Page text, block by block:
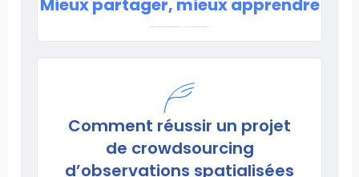
Comment réussir un projet
de crowdsourcing
d’observations spatialisées